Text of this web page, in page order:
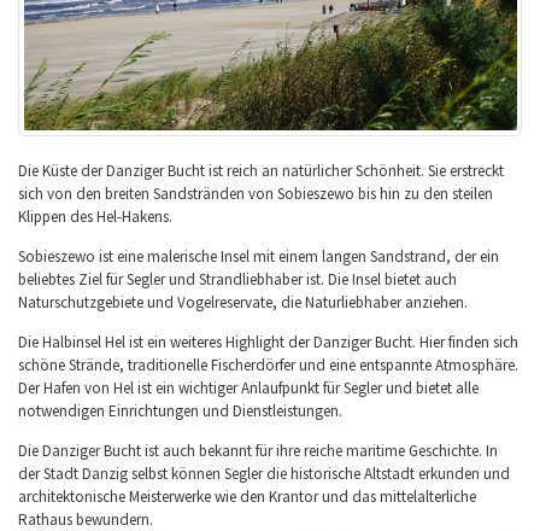
Die Küste der Danziger Bucht ist reich an natürlicher Schönheit. Sie erstreckt
sich von den breiten Sandstränden von Sobieszewo bis hin zu den steilen
Klippen des Hel-Hakens.
Sobieszewo ist eine malerische Insel mit einem langen Sandstrand, der ein
beliebtes Ziel für Segler und Strandliebhaber ist. Die Insel bietet auch
Naturschutzgebiete und Vogelreservate, die Naturliebhaber anziehen.
Die Halbinsel Hel ist ein weiteres Highlight der Danziger Bucht. Hier finden sich
schöne Strände, traditionelle Fischerdörfer und eine entspannte Atmosphäre.
Der Hafen von Hel ist ein wichtiger Anlaufpunkt für Segler und bietet alle
notwendigen Einrichtungen und Dienstleistungen.
Die Danziger Bucht ist auch bekannt für ihre reiche maritime Geschichte. In
der Stadt Danzig selbst können Segler die historische Altstadt erkunden und
architektonische Meisterwerke wie den Krantor und das mittelalterliche
Rathaus bewundern.